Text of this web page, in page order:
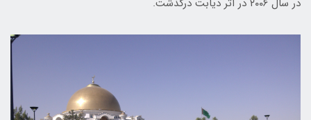
در سال ۲۰۰۶ در اثر دیابت درگذشت.